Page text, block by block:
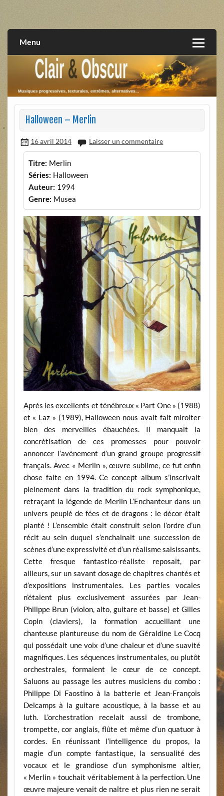
extrêmes, alternatives, texturales
Menu
Halloween – Merlin
16 avril 2014 Laisser un commentaire
Titre: Merlin
Séries: Halloween
Auteur: 1994
Genre: Musea
Après les excellents et ténébreux « Part One » (1988)
et « Laz » (1989), Halloween nous avait fait miroiter
bien des merveilles ébauchées. Il manquait la
concrétisation de ces promesses pour pouvoir
annoncer l’avènement d’un grand groupe progressif
français. Avec « Merlin », œuvre sublime, ce fut enfin
chose faite en 1994. Ce concept album s’inscrivait
pleinement dans la tradition du rock symphonique,
retraçant la légende de Merlin L’Enchanteur dans un
univers peuplé de fées et de dragons : le décor était
planté ! L’ensemble était construit selon l’ordre d’un
récit au sein duquel s’enchainait une succession de
scènes d’une expressivité et d’un réalisme saisissants.
Cette fresque fantastico-réaliste reposait, par
ailleurs, sur un savant dosage de chapitres chantés et
d’expositions instrumentales. Les parties vocales
n’étaient plus exclusivement assurées par Jean-
Philippe Brun (violon, alto, guitare et basse) et Gilles
Copin (claviers), la formation accueillant une
chanteuse plantureuse du nom de Géraldine Le Cocq
qui possédait une voix d’une chaleur et d’une suavité
magnifiques. Les séquences instrumentales, ou plutôt
orchestrales, formaient le cœur de ce concept.
Saluons au passage les autres musiciens du combo :
Philippe Di Faostino à la batterie et Jean-François
Delcamps à la guitare acoustique, à la basse et au
luth. L’orchestration recelait aussi de trombone,
trompette, cor anglais, flûte et même d’un quatuor à
cordes. En réunissant l’intelligence du propos, la
magie d’un compte fantastique, la sensualité des
vocaux et le grandiose d’un symphonisme altier,
« Merlin » touchait véritablement à la perfection. Une
œuvre majeure venait de naître et plus rien ne serait